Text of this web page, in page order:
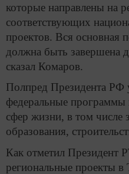
которые направлены на
соответствующих
проектов. Вся основная
должна быть завершена
сказал Комаров.
Полпред Президента РФ
федеральные программы
сфер жизни, в том числе
образования,
Как отметил Президент
региональные проекты в